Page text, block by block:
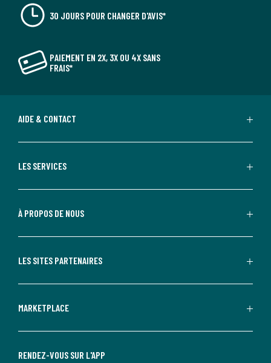
30 JOURS POUR CHANGER D'AVIS*
PAIEMENT EN 2X, 3X OU 4X SANS
FRAIS*
AIDE & CONTACT
LES SERVICES
À PROPOS DE NOUS
LES SITES PARTENAIRES
MARKETPLACE
RENDEZ-VOUS SUR L'APP